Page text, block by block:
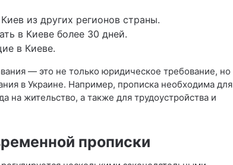
из других регионов страны.
в Киеве более 30 дней.
в Киеве.
— это не только юридическое требование, но
в Украине. Например, прописка необходима для
на жительство, а также для трудоустройства и
прописки